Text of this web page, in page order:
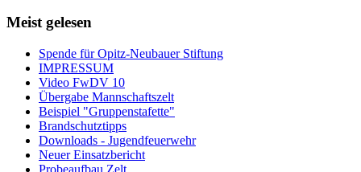
Meist gelesen
Spende für Opitz-Neubauer Stiftung
IMPRESSUM
Video FwDV 10
Übergabe Mannschaftszelt
Beispiel "Gruppenstafette"
Brandschutztipps
Downloads - Jugendfeuerwehr
Neuer Einsatzbericht
Probeaufbau Zelt